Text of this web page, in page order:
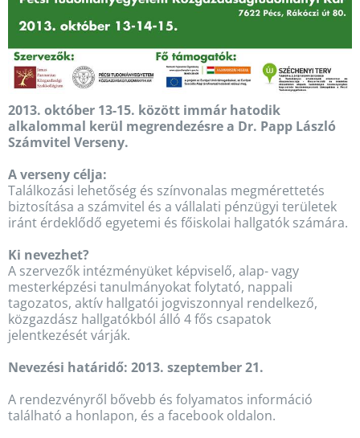
2013. október 13-15. között immár hatodik
alkalommal kerül megrendezésre a Dr. Papp László
Számvitel Verseny.
A verseny célja:
Találkozási lehetőség és színvonalas megmérettetés
biztosítása a számvitel és a vállalati pénzügyi területek
iránt érdeklődő egyetemi és főiskolai hallgatók számára.
Ki nevezhet?
A szervezők intézményüket képviselő, alap- vagy
mesterképzési tanulmányokat folytató, nappali
tagozatos, aktív hallgatói jogviszonnyal rendelkező,
közgazdász hallgatókból álló 4 fős csapatok
jelentkezését várják.
Nevezési határidő: 2013. szeptember 21.
A rendezvényről bővebb és folyamatos információ
található a honlapon, és a facebook oldalon.